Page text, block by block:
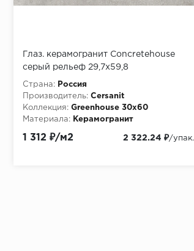
Глаз. керамогранит Concretehouse
серый рельеф 29,7x59,8
(1,776м2/56,832м2/32упак) A16541
Страна:
Россия
Производитель: Cersanit
Коллекция: Greenhouse 30х60
Материала:
Керамогранит
1 312 ₽/м2 2 322.24 ₽/упак.